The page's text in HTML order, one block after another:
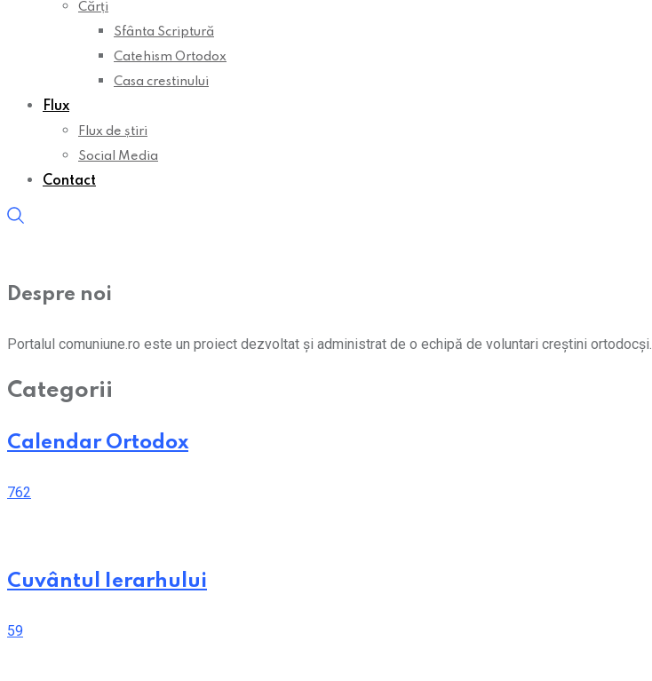
Cărți
Sfânta Scriptură
Catehism Ortodox
Casa crestinului
Flux
Flux de știri
Social Media
Contact
Despre noi
Portalul comuniune.ro este un proiect dezvoltat și administrat de o echipă de voluntari creștini ortodocși.
Categorii
Calendar Ortodox
762
Cuvântul Ierarhului
59